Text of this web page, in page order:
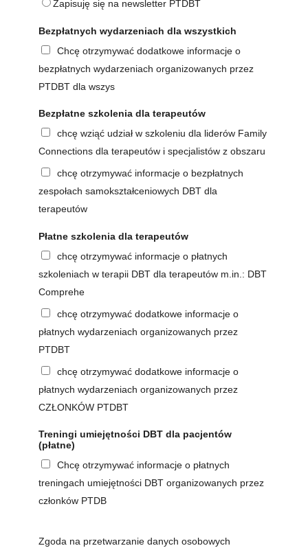
Zapisuję się na newsletter PTDBT
Bezpłatnych wydarzeniach dla wszystkich
Chcę otrzymywać dodatkowe informacje o
bezpłatnych wydarzeniach organizowanych przez
PTDBT dla wszys
Bezpłatne szkolenia dla terapeutów
chcę wziąć udział w szkoleniu dla liderów Family
Connections dla terapeutów i specjalistów z obszaru
chcę otrzymywać informacje o bezpłatnych
zespołach samokształceniowych DBT dla
terapeutów
Płatne szkolenia dla terapeutów
chcę otrzymywać informacje o płatnych
szkoleniach w terapii DBT dla terapeutów m.in.: DBT
Comprehe
chcę otrzymywać dodatkowe informacje o
płatnych wydarzeniach organizowanych przez
PTDBT
chcę otrzymywać dodatkowe informacje o
płatnych wydarzeniach organizowanych przez
CZŁONKÓW PTDBT
Treningi umiejętności DBT dla pacjentów
(płatne)
Chcę otrzymywać informacje o płatnych
treningach umiejętności DBT organizowanych przez
członków PTDB
Zgoda na przetwarzanie danych osobowych